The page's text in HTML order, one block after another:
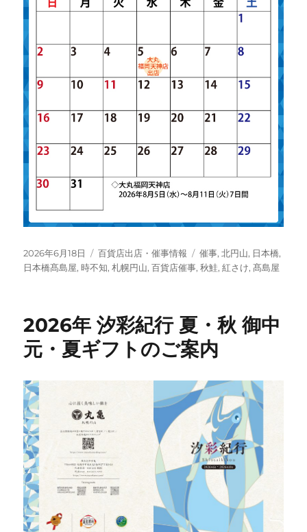
投
稿
2026年6月18日
カ
テ
百貨店出店・催事情報
タ
グ
催事,北円山, 日本橋,
日本橋髙島屋,時不知,札幌円山,百貨店催事,秋鮭,紅さけ,髙島屋
2026年 汐彩紀行 夏・秋 御中
元・夏ギフトのご案内